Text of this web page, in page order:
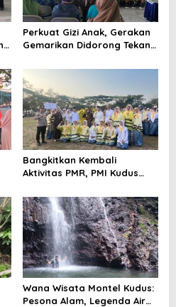
Perkuat Gizi Anak, Gerakan
Gemarikan Didorong Tekan
Bangkitkan Kembali
Aktivitas PMR, PMI Kudus
Pandemi
Wana Wisata Montel Kudus:
Pesona Alam, Legenda Air